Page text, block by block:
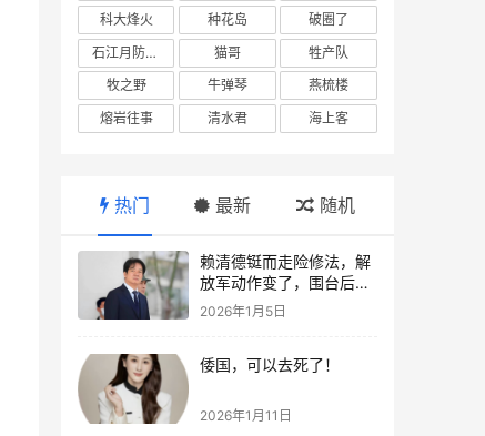
科大烽火
种花岛
破圈了
石江月防务观察
猫哥
牲产队
牧之野
牛弹琴
燕梳楼
熔岩往事
清水君 海上客
热门 最新 随机
赖清德铤而走险修法，解
放军动作变了，围台后的
“真正杀招”曝光
2026年1月5日
倭国，可以去死了！
2026年1月11日